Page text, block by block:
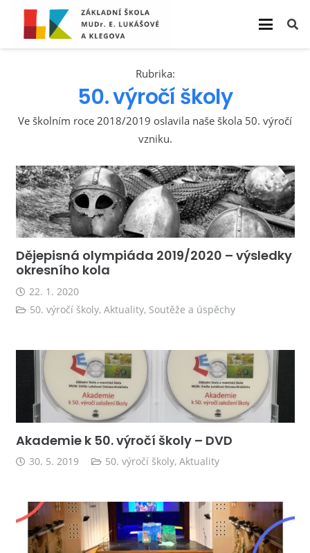
Rubrika:
50. výročí školy
Ve školním roce 2018/2019 oslavila naše škola 50. výročí
vzniku.
Dějepisná olympiáda 2019/2020 – výsledky
okresního kola
22. 1. 2020
50. výročí školy, Aktuality, Soutěže a úspěchy
Akademie k 50. výročí školy – DVD
30. 5. 2019 50. výročí školy,Aktuality